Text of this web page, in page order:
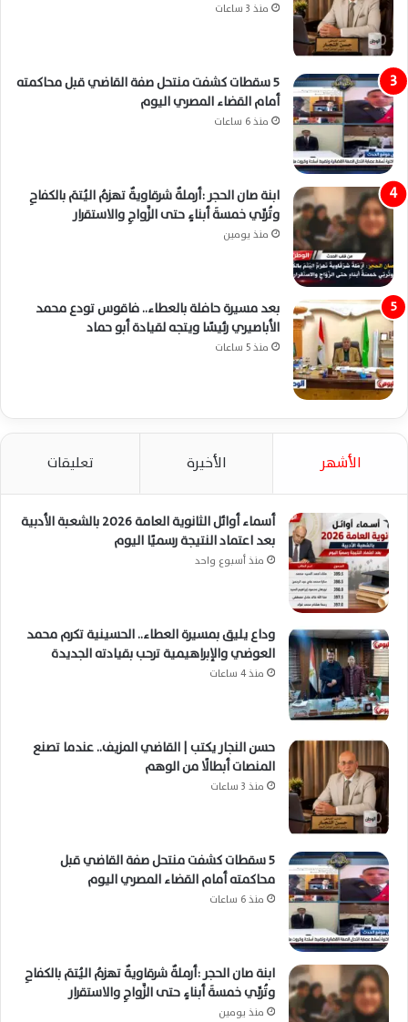
منذ 3 ساعات
5 سقطات كشفت منتحل صفة القاضي قبل محاكمته
أمام القضاء المصري اليوم
منذ 6 ساعات
ابنة صان الحجر :أرملةٌ شرقاويةٌ تهزمُ اليُتمَ بالكفاحِ
وتُربِّي خمسةَ أبناءٍ حتى الزَّواجِ والاستقرار
منذ يومين
بعد مسيرة حافلة بالعطاء.. فاقوس تودع محمد
الأباصيري رئيسًا ويتجه لقيادة أبو حماد
منذ 5 ساعات
الأشهر الأخيرة تعليقات
أسماء أوائل الثانوية العامة 2026 بالشعبة الأدبية
بعد اعتماد النتيجة رسميًا اليوم
منذ أسبوع واحد
وداع يليق بمسيرة العطاء.. الحسينية تكرم محمد
العوضي والإبراهيمية ترحب بقيادته الجديدة
منذ 4 ساعات
حسن النجار يكتب | القاضي المزيف.. عندما تصنع
المنصات أبطالًا من الوهم
منذ 3 ساعات
5 سقطات كشفت منتحل صفة القاضي قبل
محاكمته أمام القضاء المصري اليوم
منذ 6 ساعات
ابنة صان الحجر :أرملةٌ شرقاويةٌ تهزمُ اليُتمَ بالكفاحِ
وتُربِّي خمسةَ أبناءٍ حتى الزَّواجِ والاستقرار
منذ يومين